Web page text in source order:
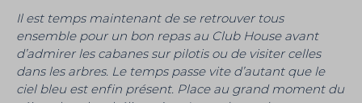
Il est temps maintenant de se retrouver tous
ensemble pour un bon repas au Club House avant
d’admirer les cabanes sur pilotis ou de visiter celles
dans les arbres. Le temps passe vite d’autant que le
ciel bleu est enfin présent. Place au grand moment du